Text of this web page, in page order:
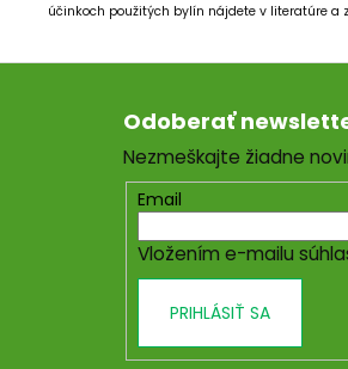
účinkoch použitých bylín nájdete v literatúre a
Z
Odoberať
Nezmeškajte žiadne
Email
Vložením e-mailu
PRIHLÁSIŤ SA